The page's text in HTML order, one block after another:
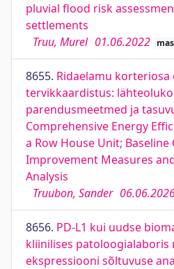
pluvial flood risk
settlements
Truu, Murel 01.06.2022
8655. Ridaelamu
tervikkaardistus:
parendusmeetmed ja
Comprehensive Energy
a Row House Unit; Baseline
Improvement Measures
Analysis
Truubon, Sander
8656. PD-L1 kui uudse
kliinilises patoloogialaboris
ekspressiooni sõltuvuse